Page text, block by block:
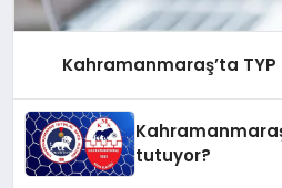
Kahramanmaraş’ta TYP
tutuyor?